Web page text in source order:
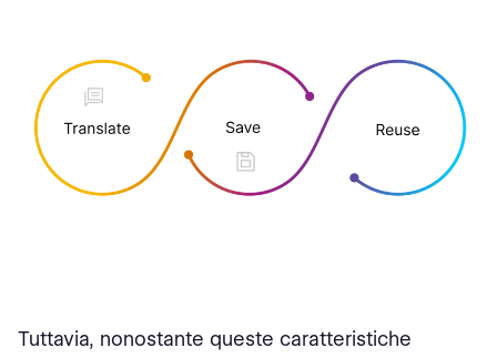
Tuttavia, nonostante queste caratteristiche